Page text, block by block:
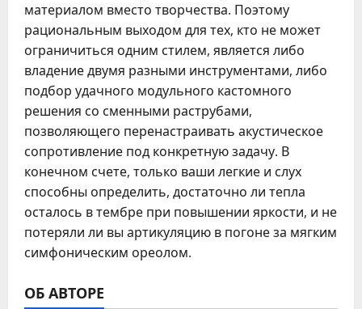
материалом вместо творчества. Поэтому
рациональным выходом для тех, кто не может
ограничиться одним стилем, является либо
владение двумя разными инструментами, либо
подбор удачного модульного кастомного
решения со сменными раструбами,
позволяющего перенастраивать акустическое
сопротивление под конкретную задачу. В
конечном счете, только ваши легкие и слух
способны определить, достаточно ли тепла
осталось в тембре при повышении яркости, и не
потеряли ли вы артикуляцию в погоне за мягким
симфоническим ореолом.
ОБ АВТОРЕ